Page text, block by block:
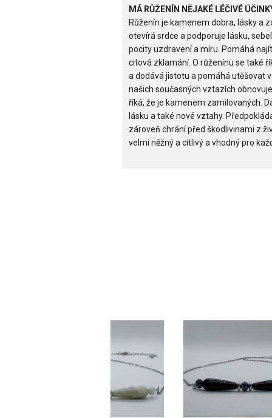
MÁ RŮŽENÍN NĚJAKÉ LÉČIVÉ
Růženín je kamenem dobra, lásky a
otevírá srdce a podporuje lásku,
pocity uzdravení a míru. Pomáhá
citová zklamání. O růženínu se také
a dodává jistotu a pomáhá utěšovat
našich současných vztazích
říká, že je kamenem zamilovaných.
lásku a také nové vztahy.
zároveň chrání před škodlivinami z
velmi něžný a citlivý a vhodný pro